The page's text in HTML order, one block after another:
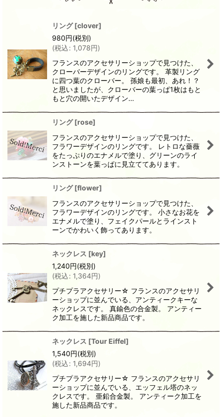
リング [clover]
980円(税別)
(税込: 1,078円)
フランスのアクセサリーショップで見つけた、
クローバーデザインのリングです。 革製リング
に四つ葉のクローバー。 孫娘も最初、あれ！？
と思いましたが、クローバーの葉っぱ1枚はもと
もと穴の開いたデザイン…
リング [rose]
フランスのアクセサリーショップで見つけた、
フラワーデザインのリングです。 レトロな薔薇
をたっぷりのエナメルで塗り、グリーンのライ
ンストーンを葉っぱに見立ててあります。
リング [flower]
フランスのアクセサリーショップで見つけた、
フラワーデザインのリングです。 小さなお花を
エナメルで塗り、フェイクパールとラインスト
ーンでかわいく飾ってあります。
ネックレス [key]
1,240円(税別)
(税込: 1,364円)
プチプラアクセサリー☆ フランスのアクセサリ
ーショップに並んでいる、アンティークキーな
ネックレスです。 真鍮色の合金製。 アンティー
ク加工を施した新品商品です。
ネックレス [Tour Eiffel]
1,540円(税別)
(税込: 1,694円)
プチプラアクセサリー☆ フランスのアクセサリ
ーショップに並んでいる、エッフェル塔のネッ
クレスです。 亜鉛合金製。 アンティーク加工を
施した新品商品です。